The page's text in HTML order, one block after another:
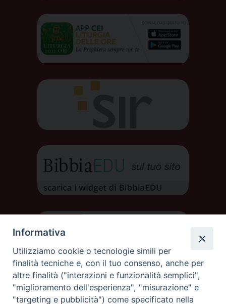
Informativa
Utilizziamo cookie o tecnologie simili per
finalità tecniche e, con il tuo consenso, anche per
altre finalità ("interazioni e funzionalità semplici",
"miglioramento dell'esperienza", "misurazione" e
"targeting e pubblicità") come specificato nella